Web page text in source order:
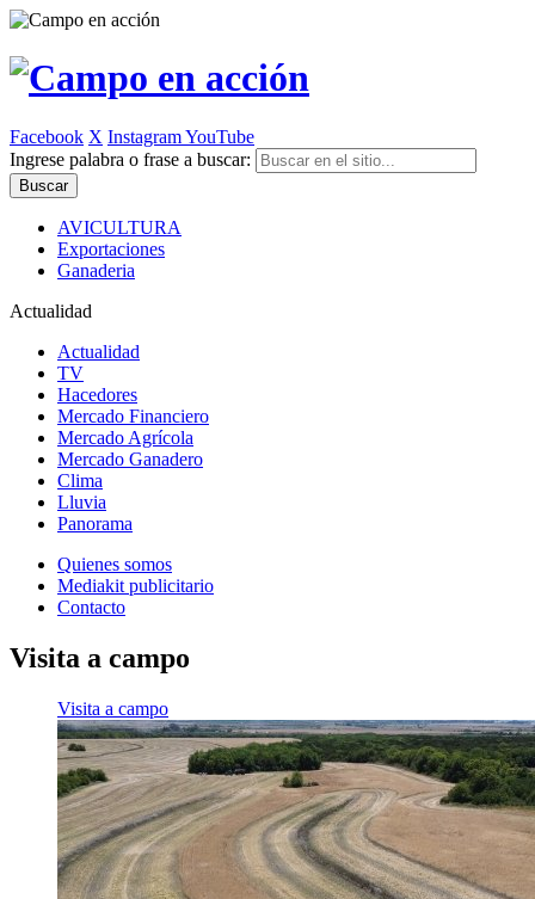
Facebook X InstagramYouTube
Ingrese palabra o frase a buscar:
AVICULTURA
Exportaciones
Ganaderia
Actualidad
Actualidad
TV
Hacedores
Mercado Financiero
Mercado Agrícola
Mercado Ganadero
Clima
Lluvia
Panorama
Quienes somos
Mediakit publicitario
Contacto
Visita a campo
Visita a campo